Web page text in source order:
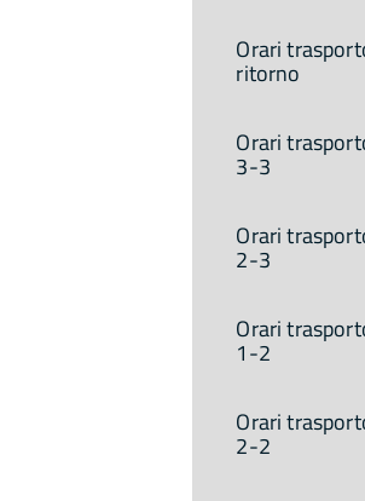
Orari
ritorno
Orari
3-3
Orari
2-3
Orari
1-2
Orari
2-2